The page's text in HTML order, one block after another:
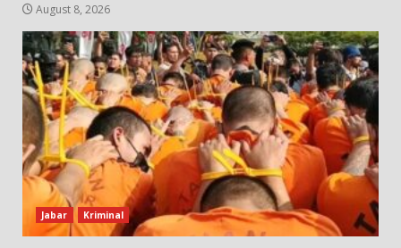
August 8, 2026
Jabar Kriminal